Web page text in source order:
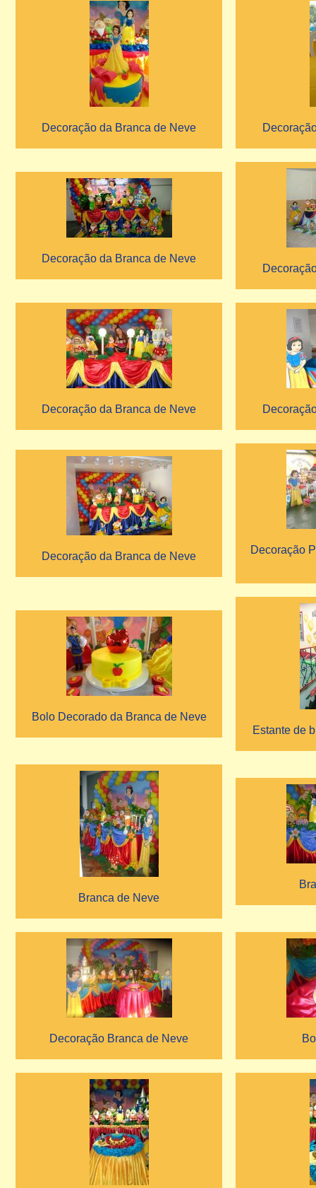
Decoração da Branca de Neve
Decoração da Branca de Neve
Decoração da Branca de Neve
Decoração da Branca de Neve
Decoração
Bolo Decorado da Branca de Neve
Estante de
Branca de Neve
Decoração Branca de Neve